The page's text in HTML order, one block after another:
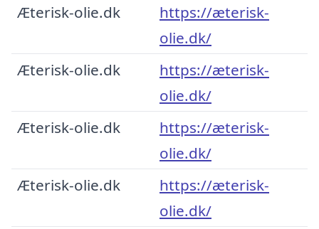
Æterisk-olie.dk
https://æterisk-
olie.dk/
Æterisk-olie.dk
https://æterisk-
olie.dk/
Æterisk-olie.dk
https://æterisk-
olie.dk/
Æterisk-olie.dk
https://æterisk-
olie.dk/